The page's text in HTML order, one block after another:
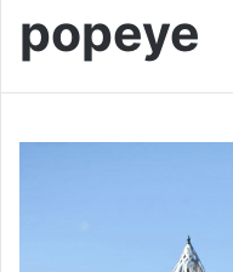
popeye